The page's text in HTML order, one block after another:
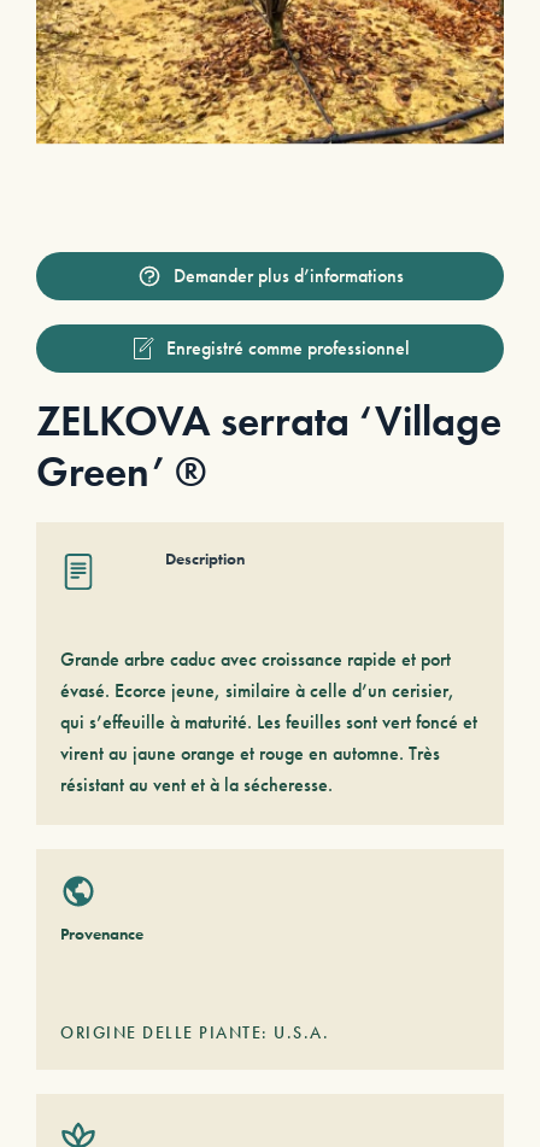
Demander plus d’informations
Enregistré comme professionnel
ZELKOVA serrata ‘Village
Green’ ®
Description
Grande arbre caduc avec croissance rapide et port
évasé. Ecorce jeune, similaire à celle d’un cerisier,
qui s’effeuille à maturité. Les feuilles sont vert foncé et
virent au jaune orange et rouge en automne. Très
résistant au vent et à la sécheresse.
Provenance
ORIGINE DELLE PIANTE: U.S.A.